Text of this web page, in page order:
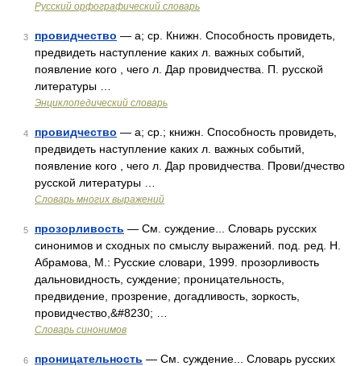
Русский орфографический словарь
3 провидчество — а; ср. Книжн. Способность провидеть,
предвидеть наступление каких л. важных событий,
появление кого , чего л. Дар провидчества. П. русской
литературы …
Энциклопедический словарь
4 провидчество — а; ср.; книжн. Способность провидеть,
предвидеть наступление каких л. важных событий,
появление кого , чего л. Дар провидчества. Прови/дчество
русской литературы …
Словарь многих выражений
5 прозорливость — См. суждение... Словарь русских
синонимов и сходных по смыслу выражений. под. ред. Н.
Абрамова, М.: Русские словари, 1999. прозорливость
дальновидность, суждение; проницательность,
предвидение, прозрение, догадливость, зоркость,
провидчество,&#8230; …
Словарь синонимов
6 проницательность — См. суждение... Словарь русских